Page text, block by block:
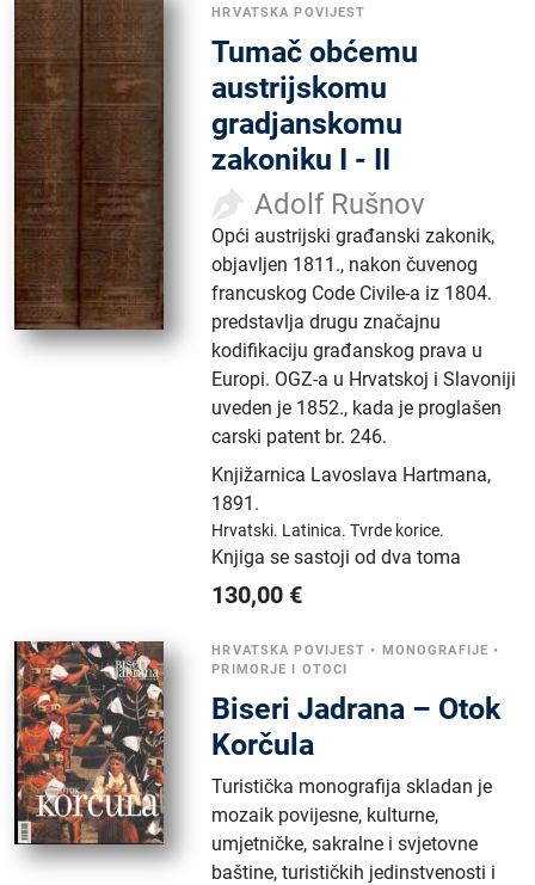
HRVATSKA POVIJEST
Tumač obćemu
austrijskomu
gradjanskomu
zakoniku I - II
Adolf Rušnov
Opći austrijski građanski zakonik,
objavljen 1811., nakon čuvenog
francuskog Code Civile-a iz 1804.
predstavlja drugu značajnu
kodifikaciju građanskog prava u
Europi. OGZ-a u Hrvatskoj i Slavoniji
uveden je 1852., kada je proglašen
carski patent br. 246.
Knjižarnica Lavoslava Hartmana,
1891.
Hrvatski. Latinica.Tvrde korice.
Knjiga se sastoji od dva toma
130,00 €
HRVATSKA POVIJEST • MONOGRAFIJE •
PRIMORJE I OTOCI
Biseri Jadrana – Otok
Korčula
Turistička monografija skladan je
mozaik povijesne, kulturne,
umjetničke, sakralne i svjetovne
baštine, turističkih jedinstvenosti i